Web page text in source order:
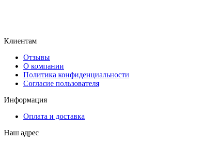
Клиентам
Отзывы
О компании
Политика конфиденциальности
Согласие пользователя
Информация
Оплата и доставка
Наш адрес